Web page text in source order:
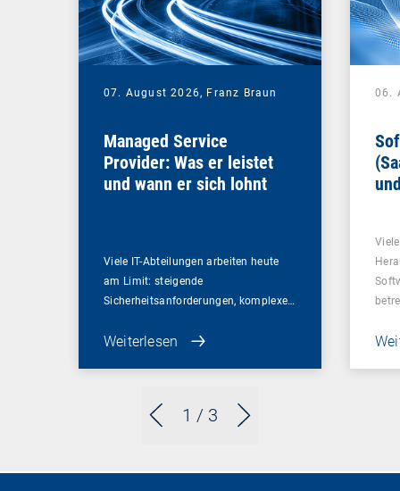
1 / 3
07. August 2026, Franz Braun
Managed Service
Provider: Was er leistet
und wann er sich lohnt
Viele IT-Abteilungen arbeiten heute
am Limit: steigende
Sicherheitsanforderungen, komplexe…
Weiterlesen
06.